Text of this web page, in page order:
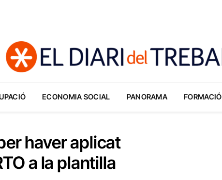
ECONOMIA SOCIAL PANORAMA FORMACIÓ
haver aplicat
a la plantilla